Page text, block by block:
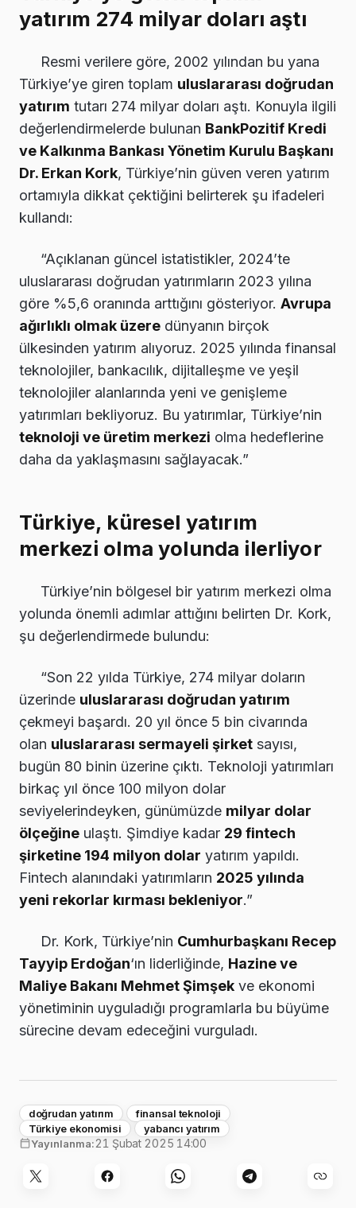
yatırım 274 milyar doları aştı
Resmi verilere göre, 2002 yılından bu yana
Türkiye’ye giren toplam uluslararası doğrudan
yatırım tutarı 274 milyar doları aştı. Konuyla ilgili
değerlendirmelerde bulunan BankPozitif Kredi
ve Kalkınma Bankası Yönetim Kurulu Başkanı
Dr. Erkan Kork, Türkiye’nin güven veren yatırım
ortamıyla dikkat çektiğini belirterek şu ifadeleri
kullandı:
“Açıklanan güncel istatistikler, 2024’te
uluslararası doğrudan yatırımların 2023 yılına
göre %5,6 oranında arttığını gösteriyor. Avrupa
ağırlıklı olmak üzere dünyanın birçok
ülkesinden yatırım alıyoruz. 2025 yılında finansal
teknolojiler, bankacılık, dijitalleşme ve yeşil
teknolojiler alanlarında yeni ve genişleme
yatırımları bekliyoruz. Bu yatırımlar, Türkiye’nin
teknoloji ve üretim merkezi olma hedeflerine
daha da yaklaşmasını sağlayacak.”
Türkiye, küresel yatırım
merkezi olma yolunda ilerliyor
Türkiye’nin bölgesel bir yatırım merkezi olma
yolunda önemli adımlar attığını belirten Dr. Kork,
şu değerlendirmede bulundu:
“Son 22 yılda Türkiye, 274 milyar doların
üzerinde uluslararası doğrudan yatırım
çekmeyi başardı. 20 yıl önce 5 bin civarında
olan uluslararası sermayeli şirket sayısı,
bugün 80 binin üzerine çıktı. Teknoloji yatırımları
birkaç yıl önce 100 milyon dolar
seviyelerindeyken, günümüzde milyar dolar
ölçeğine ulaştı. Şimdiye kadar 29 fintech
şirketine 194 milyon dolar yatırım yapıldı.
Fintech alanındaki yatırımların 2025 yılında
yeni rekorlar kırması bekleniyor.”
Dr. Kork, Türkiye’nin Cumhurbaşkanı Recep
Tayyip Erdoğan‘ın liderliğinde, Hazine ve
Maliye Bakanı Mehmet Şimşek ve ekonomi
yönetiminin uyguladığı programlarla bu büyüme
sürecine devam edeceğini vurguladı.
doğrudan yatırım
finansal teknoloji
Türkiye ekonomisi
yabancı yatırım
Yayınlanma:21 Şubat 2025 14:00